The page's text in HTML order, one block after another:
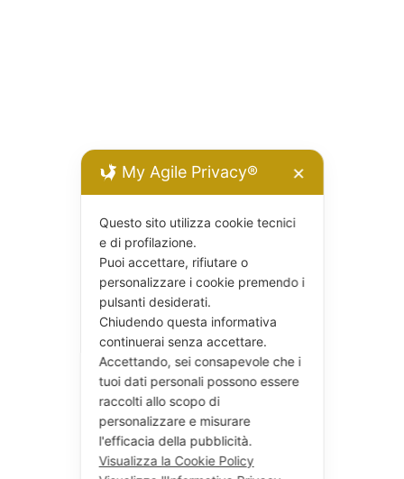
My Agile Privacy® ✕
Questo sito utilizza cookie tecnici
e di profilazione.
Puoi accettare, rifiutare o
personalizzare i cookie premendo i
pulsanti desiderati.
Chiudendo questa informativa
continuerai senza accettare.
Accettando, sei consapevole che i
tuoi dati personali possono essere
raccolti allo scopo di
personalizzare e misurare
l'efficacia della pubblicità.
Visualizza la Cookie Policy